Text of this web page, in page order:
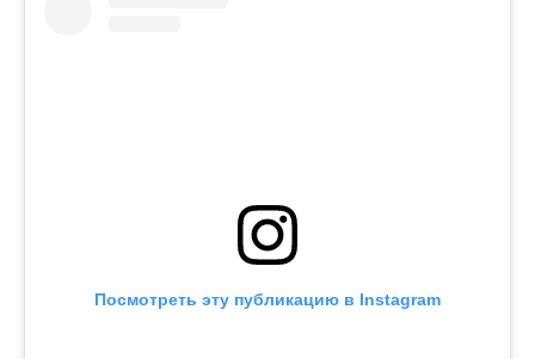
Посмотреть эту публикацию в Instagram